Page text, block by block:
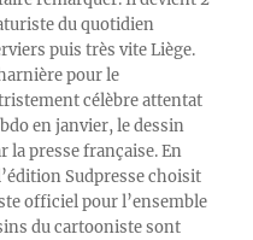
du quotidien
puis très vite Liège.
pour le
célèbre attentat
en janvier, le dessin
la presse française. En
Sudpresse choisit
officiel pour l’ensemble
du cartooniste sont